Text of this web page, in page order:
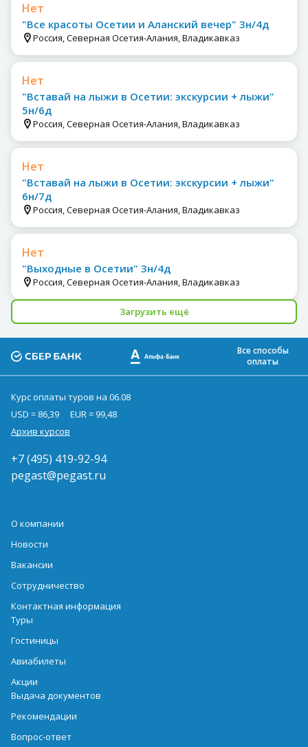
Нет
"Все красоты Осетии и Аланский вечер" 3н/4д
Россия, Северная Осетия-Алания, Владикавказ
Нет
"Вставай на лыжи в Осетии: экскурсии + лыжи"
5н/6д
Россия, Северная Осетия-Алания, Владикавказ
Нет
"Вставай на лыжи в Осетии: экскурсии + лыжи"
6н/7д
Россия, Северная Осетия-Алания, Владикавказ
Нет
"Выходные в Осетии" 3н/4д
Россия, Северная Осетия-Алания, Владикавказ
Загрузить ещё
Все способы
оплаты
Курс оплаты туров на 06.08
USD = 86,39
EUR = 99,48
Архив курсов
+7 (495) 419-92-94
pegast@pegast.ru
О компании
Новости
Вакансии
Сотрудничество
Контактная информация
Туры
Гостиницы
Авиабилеты
Акции
Выдача документов
Рекомендации
Вопрос-ответ